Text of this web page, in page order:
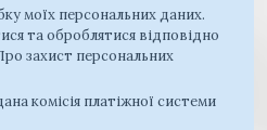
моїх персональних даних.
та оброблятися відповідно
захист персональних
комісія платіжної системи